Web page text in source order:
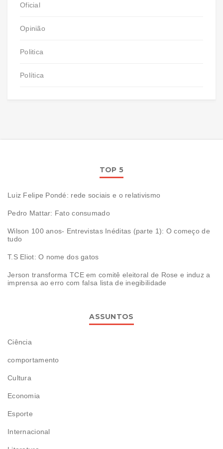
Oficial
Opinião
Politica
Política
TOP 5
Luiz Felipe Pondé: rede sociais e o relativismo
Pedro Mattar: Fato consumado
Wilson 100 anos- Entrevistas Inéditas (parte 1): O começo de
tudo
T.S Eliot: O nome dos gatos
Jerson transforma TCE em comitê eleitoral de Rose e induz a
imprensa ao erro com falsa lista de inegibilidade
ASSUNTOS
Ciência
comportamento
Cultura
Economia
Esporte
Internacional